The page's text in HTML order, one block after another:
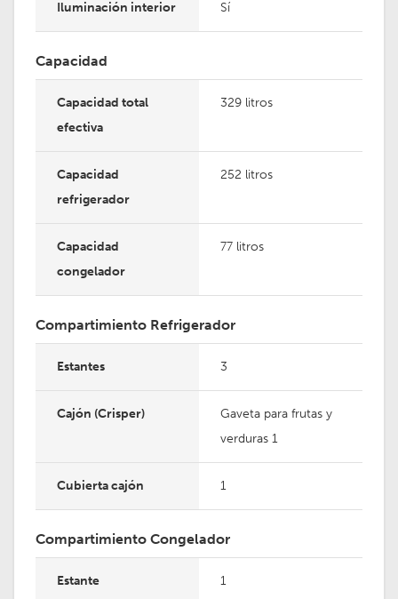
Iluminación interior Sí
Capacidad
Capacidad total
efectiva
329 litros
Capacidad
refrigerador
252 litros
Capacidad
congelador
77 litros
Compartimiento Refrigerador
Estantes 3
Cajón (Crisper)
Gaveta para frutas y
verduras 1
Cubierta cajón 1
Compartimiento Congelador
Estante 1